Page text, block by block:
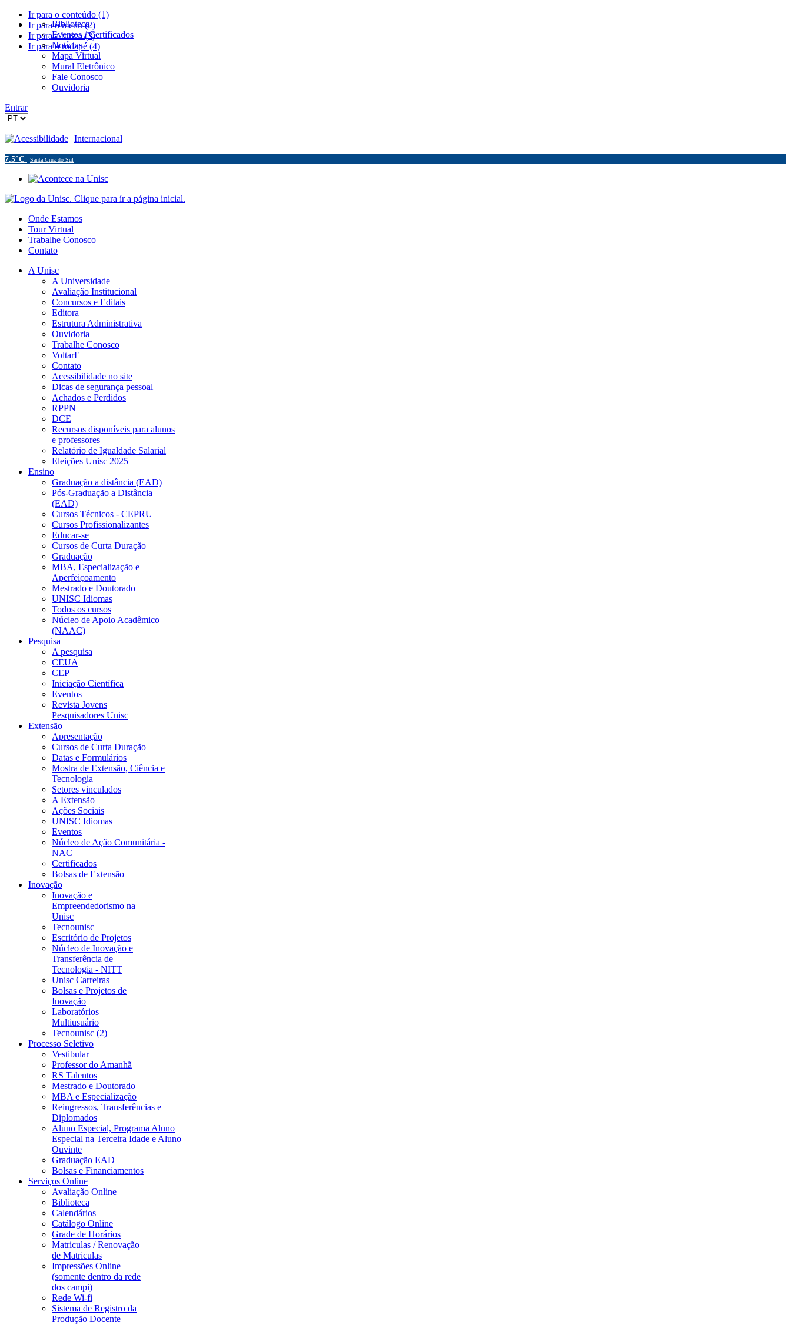
Ir para o conteúdo (1)
Ir para o menu (2)
Ir para a busca (3)
Ir para o rodapé (4)
Biblioteca
Eventos / Certificados
Notícias
Mapa Virtual
Mural Eletrônico
Fale Conosco
Ouvidoria
Entrar
Acessibilidade Internacional
7.5°C Santa Cruz do Sul
Onde Estamos
Tour Virtual
Trabalhe Conosco
Contato
A Unisc
A Universidade
Avaliação Institucional
Concursos e Editais
Editora
Estrutura Administrativa
Ouvidoria
Trabalhe Conosco
VoltarE
Contato
Acessibilidade no site
Dicas de segurança pessoal
Achados e Perdidos
RPPN
DCE
Recursos disponíveis para alunos
e professores
Relatório de Igualdade Salarial
Eleições Unisc 2025
Ensino
Graduação a distância (EAD)
Pós-Graduação a Distância
(EAD)
Cursos Técnicos - CEPRU
Cursos Profissionalizantes
Educar-se
Cursos de Curta Duração
Graduação
MBA, Especialização e
Aperfeiçoamento
Mestrado e Doutorado
UNISC Idiomas
Todos os cursos
Núcleo de Apoio Acadêmico
(NAAC)
Pesquisa
A pesquisa
CEUA
CEP
Iniciação Científica
Eventos
Revista Jovens
Pesquisadores Unisc
Extensão
Apresentação
Cursos de Curta Duração
Datas e Formulários
Mostra de Extensão, Ciência e
Tecnologia
Setores vinculados
A Extensão
Ações Sociais
UNISC Idiomas
Eventos
Núcleo de Ação Comunitária -
NAC
Certificados
Bolsas de Extensão
Inovação
Inovação e
Empreendedorismo na
Unisc
Tecnounisc
Escritório de Projetos
Núcleo de Inovação e
Transferência de
Tecnologia - NITT
Unisc Carreiras
Bolsas e Projetos de
Inovação
Laboratórios
Multiusuário
Tecnounisc (2)
Processo Seletivo
Vestibular
Professor do Amanhã
RS Talentos
Mestrado e Doutorado
MBA e Especialização
Reingressos, Transferências e
Diplomados
Aluno Especial, Programa Aluno
Especial na Terceira Idade e Aluno
Ouvinte
Graduação EAD
Bolsas e Financiamentos
Serviços Online
Avaliação Online
Biblioteca
Calendários
Catálogo Online
Grade de Horários
Matriculas / Renovação
de Matriculas
Impressões Online
(somente dentro da rede
dos campi)
Rede Wi-fi
Sistema de Registro da
Produção Docente